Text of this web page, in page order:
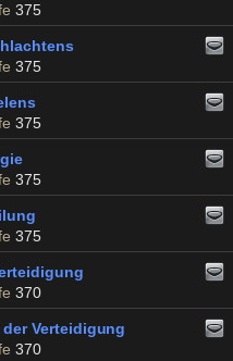
375
375
375
375
375
370
Verteidigung
370